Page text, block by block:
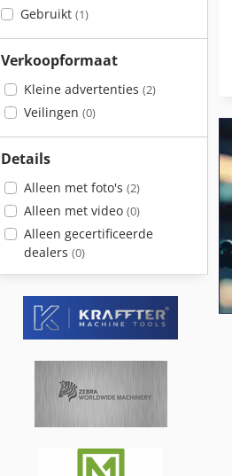
Gebruikt (1)
Verkoopformaat
Kleine advertenties (2)
Veilingen (0)
Details
Alleen met foto's (2)
Alleen met video (0)
Alleen gecertificeerde
dealers (0)